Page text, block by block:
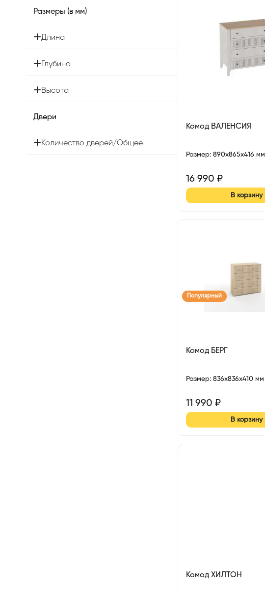
Размеры (в мм)
Длина
Глубина
Высота
Двери
Количество дверей/Общее
Комод ВАЛЕНСИЯ
Размер: 890x865x416 мм
16 990 ₽
В корзину
Популярный
Комод БЕРГ
Размер: 836x836x410 мм
11 990 ₽
В корзину
Комод ХИЛТОН